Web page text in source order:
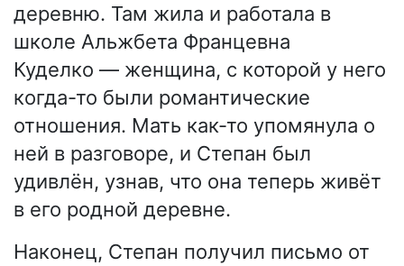
деревню. Там жила и работала в
школе Альжбета Францевна
Куделко — женщина, с которой у него
когда-то были романтические
отношения. Мать как-то упомянула о
ней в разговоре, и Степан был
удивлён, узнав, что она теперь живёт
в его родной деревне.
Наконец, Степан получил письмо от